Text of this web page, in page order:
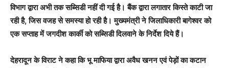
विभाग द्वारा अभी तक सब्सिडी नहीं दी गई है। बैंक द्वारा लगातार किस्ते काटी जा
रही है, जिस वजह से समस्या हो रही है। मुख्यमंत्री ने जिलाधिकारी बागेश्वर को
एक सप्ताह में जगदीश कार्की को सब्सिडी दिलवाने के निर्देश दिये हैं।
देहरादून के विराट ने कहा कि भू माफिया द्वारा अवैध खनन एवं पेड़ों का कटान